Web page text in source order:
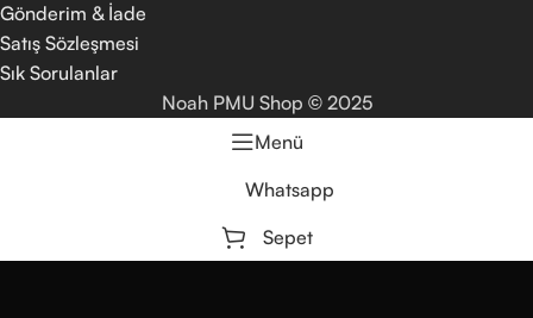
Gönderim & İade
Satış Sözleşmesi
Sık Sorulanlar
Noah PMU Shop ©2025
Menü
Whatsapp
Sepet